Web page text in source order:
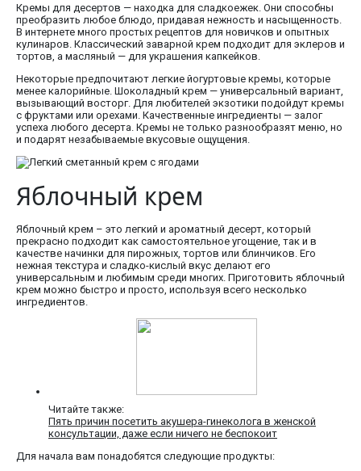
Кремы для десертов — находка для сладкоежек. Они способны
преобразить любое блюдо, придавая нежность и насыщенность.
В интернете много простых рецептов для новичков и опытных
кулинаров. Классический заварной крем подходит для эклеров и
тортов, а масляный — для украшения капкейков.
Некоторые предпочитают легкие йогуртовые кремы, которые
менее калорийные. Шоколадный крем — универсальный вариант,
вызывающий восторг. Для любителей экзотики подойдут кремы
с фруктами или орехами. Качественные ингредиенты — залог
успеха любого десерта. Кремы не только разнообразят меню, но
и подарят незабываемые вкусовые ощущения.
Яблочный крем
Яблочный крем – это легкий и ароматный десерт, который
прекрасно подходит как самостоятельное угощение, так и в
качестве начинки для пирожных, тортов или блинчиков. Его
нежная текстура и сладко-кислый вкус делают его
универсальным и любимым среди многих. Приготовить яблочный
крем можно быстро и просто, используя всего несколько
ингредиентов.
Читайте также:
Пять причин посетить акушера-гинеколога в женской
консультации, даже если ничего не беспокоит
Для начала вам понадобятся следующие продукты: